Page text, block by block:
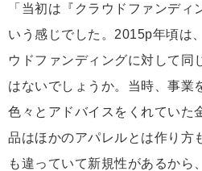
「当初は『クラウドファンディ
いう感じでした。2015p年頃は
ウドファンディングに対して同
はないでしょうか。当時、事業
色々とアドバイスをくれていた
品はほかのアパレルとは作り方
も違っていて新規性があるから